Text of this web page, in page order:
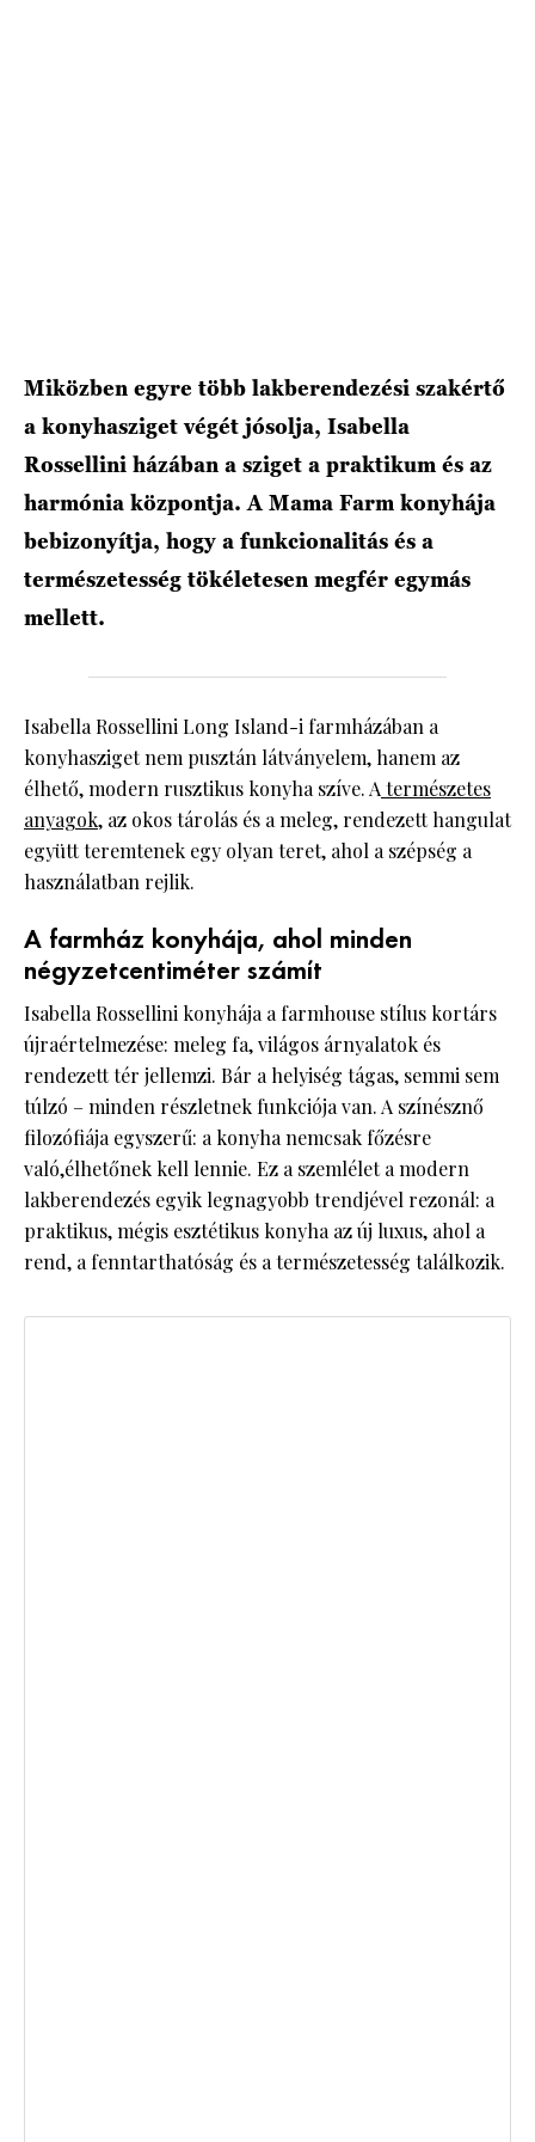
Miközben egyre több lakberendezési szakértő
a konyhasziget végét jósolja, Isabella
Rossellini házában a sziget a praktikum és az
harmónia központja. A Mama Farm konyhája
bebizonyítja, hogy a funkcionalitás és a
természetesség tökéletesen megfér egymás
mellett.
Isabella Rossellini Long Island-i farmházában a
konyhasziget nem pusztán látványelem, hanem az
élhető, modern rusztikus konyha szíve. Atermészetes
anyagok, az okos tárolás és a meleg, rendezett hangulat
együtt teremtenek egy olyan teret, ahol a szépség a
használatban rejlik.
A farmház konyhája, ahol minden
négyzetcentiméter számít
Isabella Rossellini konyhája a farmhouse stílus kortárs
újraértelmezése: meleg fa, világos árnyalatok és
rendezett tér jellemzi. Bár a helyiség tágas, semmi sem
túlzó – minden részletnek funkciója van. A színésznő
filozófiája egyszerű: a konyha nemcsak főzésre
való,élhetőnek kell lennie. Ez a szemlélet a modern
lakberendezés egyik legnagyobb trendjével rezonál: a
praktikus, mégis esztétikus konyha az új luxus, ahol a
rend, a fenntarthatóság és a természetesség találkozik.